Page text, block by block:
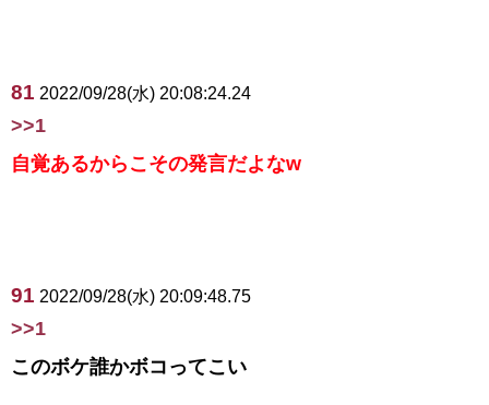
81 2022/09/28(水) 20:08:24.24
>>1
自覚あるからこその発言だよなw
91 2022/09/28(水) 20:09:48.75
>>1
このボケ誰かボコってこい